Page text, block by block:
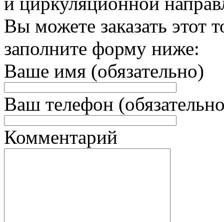
Вы можете заказать этот
заполните форму ниже:
Ваше имя (обязательно)
Ваш телефон
Комментарий